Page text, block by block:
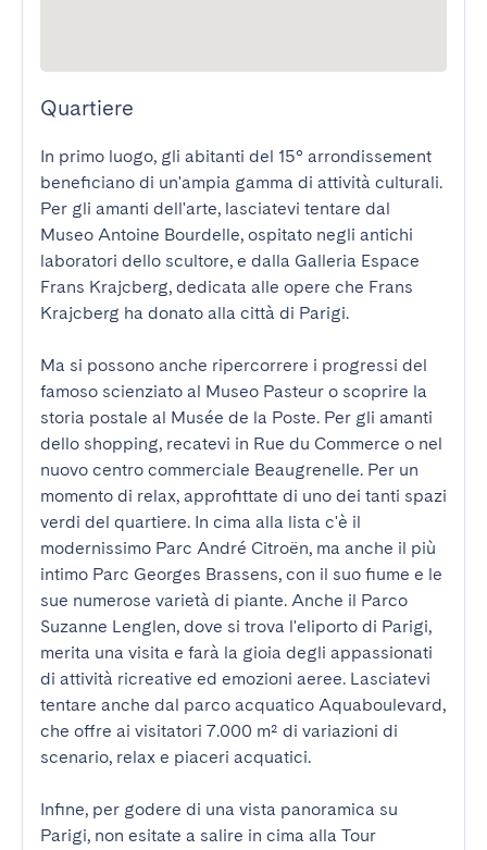
Quartiere
In primo luogo, gli abitanti del 15° arrondissement
beneficiano di un'ampia gamma di attività culturali.
Per gli amanti dell'arte, lasciatevi tentare dal
Museo Antoine Bourdelle, ospitato negli antichi
laboratori dello scultore, e dalla Galleria Espace
Frans Krajcberg, dedicata alle opere che Frans
Krajcberg ha donato alla città di Parigi.
Ma si possono anche ripercorrere i progressi del
famoso scienziato al Museo Pasteur o scoprire la
storia postale al Musée de la Poste. Per gli amanti
dello shopping, recatevi in Rue du Commerce o nel
nuovo centro commerciale Beaugrenelle. Per un
momento di relax, approfittate di uno dei tanti spazi
verdi del quartiere. In cima alla lista c'è il
modernissimo Parc André Citroën, ma anche il più
intimo Parc Georges Brassens, con il suo fiume e le
sue numerose varietà di piante. Anche il Parco
Suzanne Lenglen, dove si trova l'eliporto di Parigi,
merita una visita e farà la gioia degli appassionati
di attività ricreative ed emozioni aeree. Lasciatevi
tentare anche dal parco acquatico Aquaboulevard,
che offre ai visitatori 7.000 m² di variazioni di
scenario, relax e piaceri acquatici.
Infine, per godere di una vista panoramica su
Parigi, non esitate a salire in cima alla Tour